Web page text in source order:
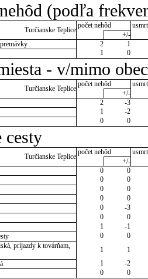
(podľa
Turčianske Teplice
počet nehôd
+/-
2
1
1 0
- v/mimo obec
Turčianske Teplice
počet nehôd
+/-
2
-3
1
-2
0 0
cesty
Turčianske Teplice
počet nehôd
+/-
0
0
0
0
0
0
0
0
0
-3
0
0
1
-1
0
0
príjazdy k továrňam,
1
1
1
-2
0 0